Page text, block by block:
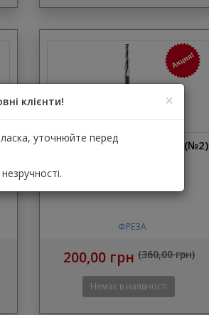
Фреза 600002 для воска (№2)
ФРЕЗА
200,00 грн (360,00 грн)
клієнти! ×
уточнюйте перед